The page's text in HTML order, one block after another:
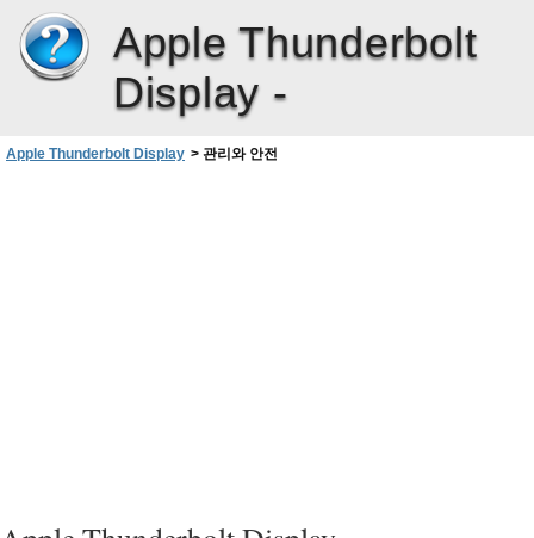
Apple Thunderbolt
Display -
Apple Thunderbolt Display > 관리와 안전